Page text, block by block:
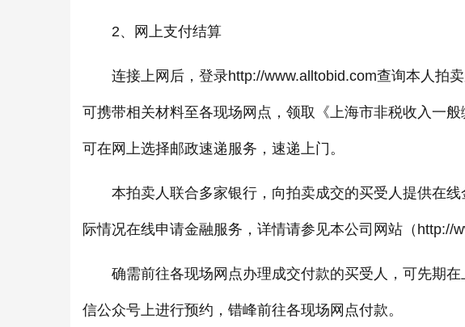
2、网上支付结算
连接上网后，登录http://www.alltobid.com查询本人拍卖
可携带相关材料至各现场网点，领取《上海市非税收入一
可在网上选择邮政速递服务，速递上门。
本拍卖人联合多家银行，向拍卖成交的买受人提供在线
际情况在线申请金融服务，详情请参见本公司网站（http://
确需前往各现场网点办理成交付款的买受人，可先期在
信公众号上进行预约，错峰前往各现场网点付款。